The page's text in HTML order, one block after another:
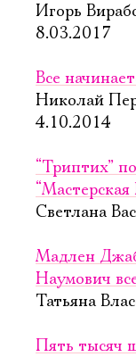
Игорь
8.03.2017
Все
Николай
4.10.2014
“Триптих”
Светлана
Мадлен
Наумович
Татьяна
Пять тысяч